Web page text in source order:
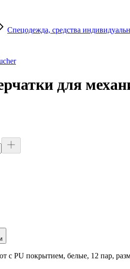
Спецодежда, средства
для
с PU покрытием, белые, 12 пар,